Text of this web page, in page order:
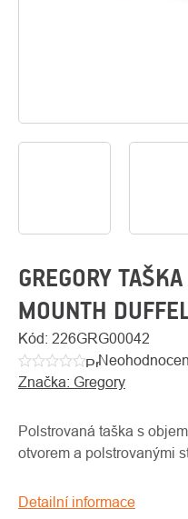
GREGORY
MOUNTH
Kód: 226GRG00042
Průměrné
hodnocení
je
0,0
5
Značka: Gregory
Polstrovaná taška s
otvorem a polstrovanými
Detailní informace